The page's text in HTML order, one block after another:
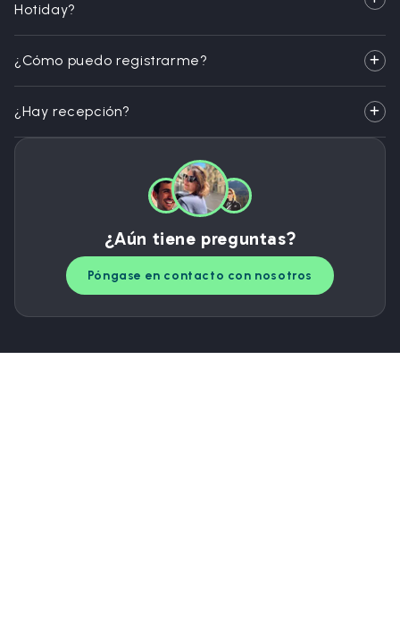
Hotiday?
¿Cómo puedo registrarme?
¿Hay recepción?
¿Aún tiene preguntas?
Póngase en contacto con nosotros